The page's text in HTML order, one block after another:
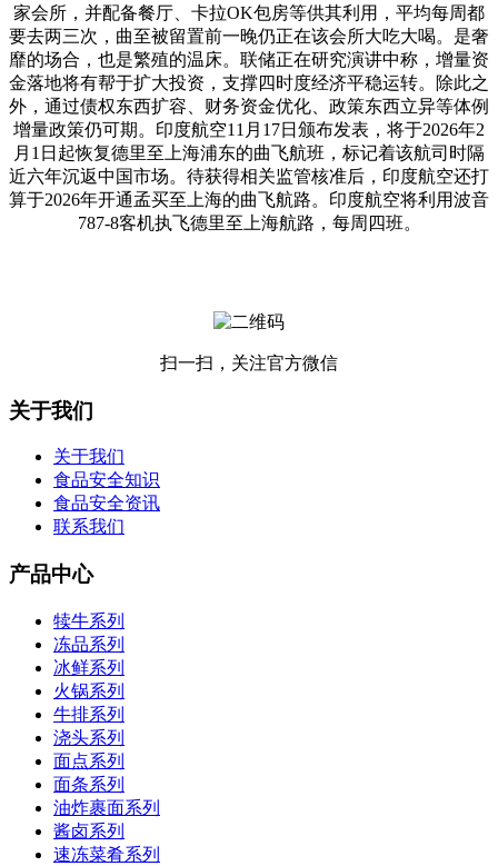
家会所，并配备餐厅、卡拉OK包房等供其利用，平均每周都
要去两三次，曲至被留置前一晚仍正在该会所大吃大喝。是奢
靡的场合，也是繁殖的温床。联储正在研究演讲中称，增量资
金落地将有帮于扩大投资，支撑四时度经济平稳运转。除此之
外，通过债权东西扩容、财务资金优化、政策东西立异等体例
增量政策仍可期。印度航空11月17日颁布发表，将于2026年2
月1日起恢复德里至上海浦东的曲飞航班，标记着该航司时隔
近六年沉返中国市场。待获得相关监管核准后，印度航空还打
算于2026年开通孟买至上海的曲飞航路。印度航空将利用波音
787-8客机执飞德里至上海航路，每周四班。
扫一扫，关注官方微信
关于我们
关于我们
食品安全知识
食品安全资讯
联系我们
产品中心
犊牛系列
冻品系列
冰鲜系列
火锅系列
牛排系列
浇头系列
面点系列
面条系列
油炸裹面系列
酱卤系列
速冻菜肴系列